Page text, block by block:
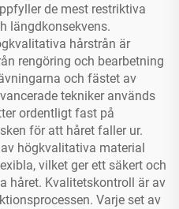
de mest restriktiva
längdkonsekvens.
hårstrån är
rengöring och bearbetning
och fästet av
tekniker används
ordentligt fast på
för att håret faller ur.
högkvalitativa material
vilket ger ett säkert och
håret. Kvalitetskontroll är av
Varje set av